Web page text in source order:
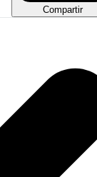
Compartir